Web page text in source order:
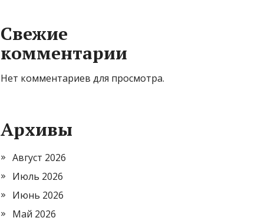
Свежие
комментарии
Нет комментариев для просмотра.
Архивы
Август 2026
Июль 2026
Июнь 2026
Май 2026